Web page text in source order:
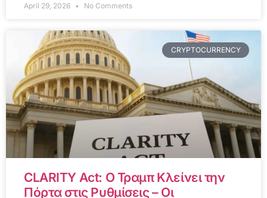
April 29, 2026 No Comments
CRYPTOCURRENCY
CLARITY Act: Ο Τραμπ Κλείνει την
Πόρτα στις Ρυθμίσεις – Οι